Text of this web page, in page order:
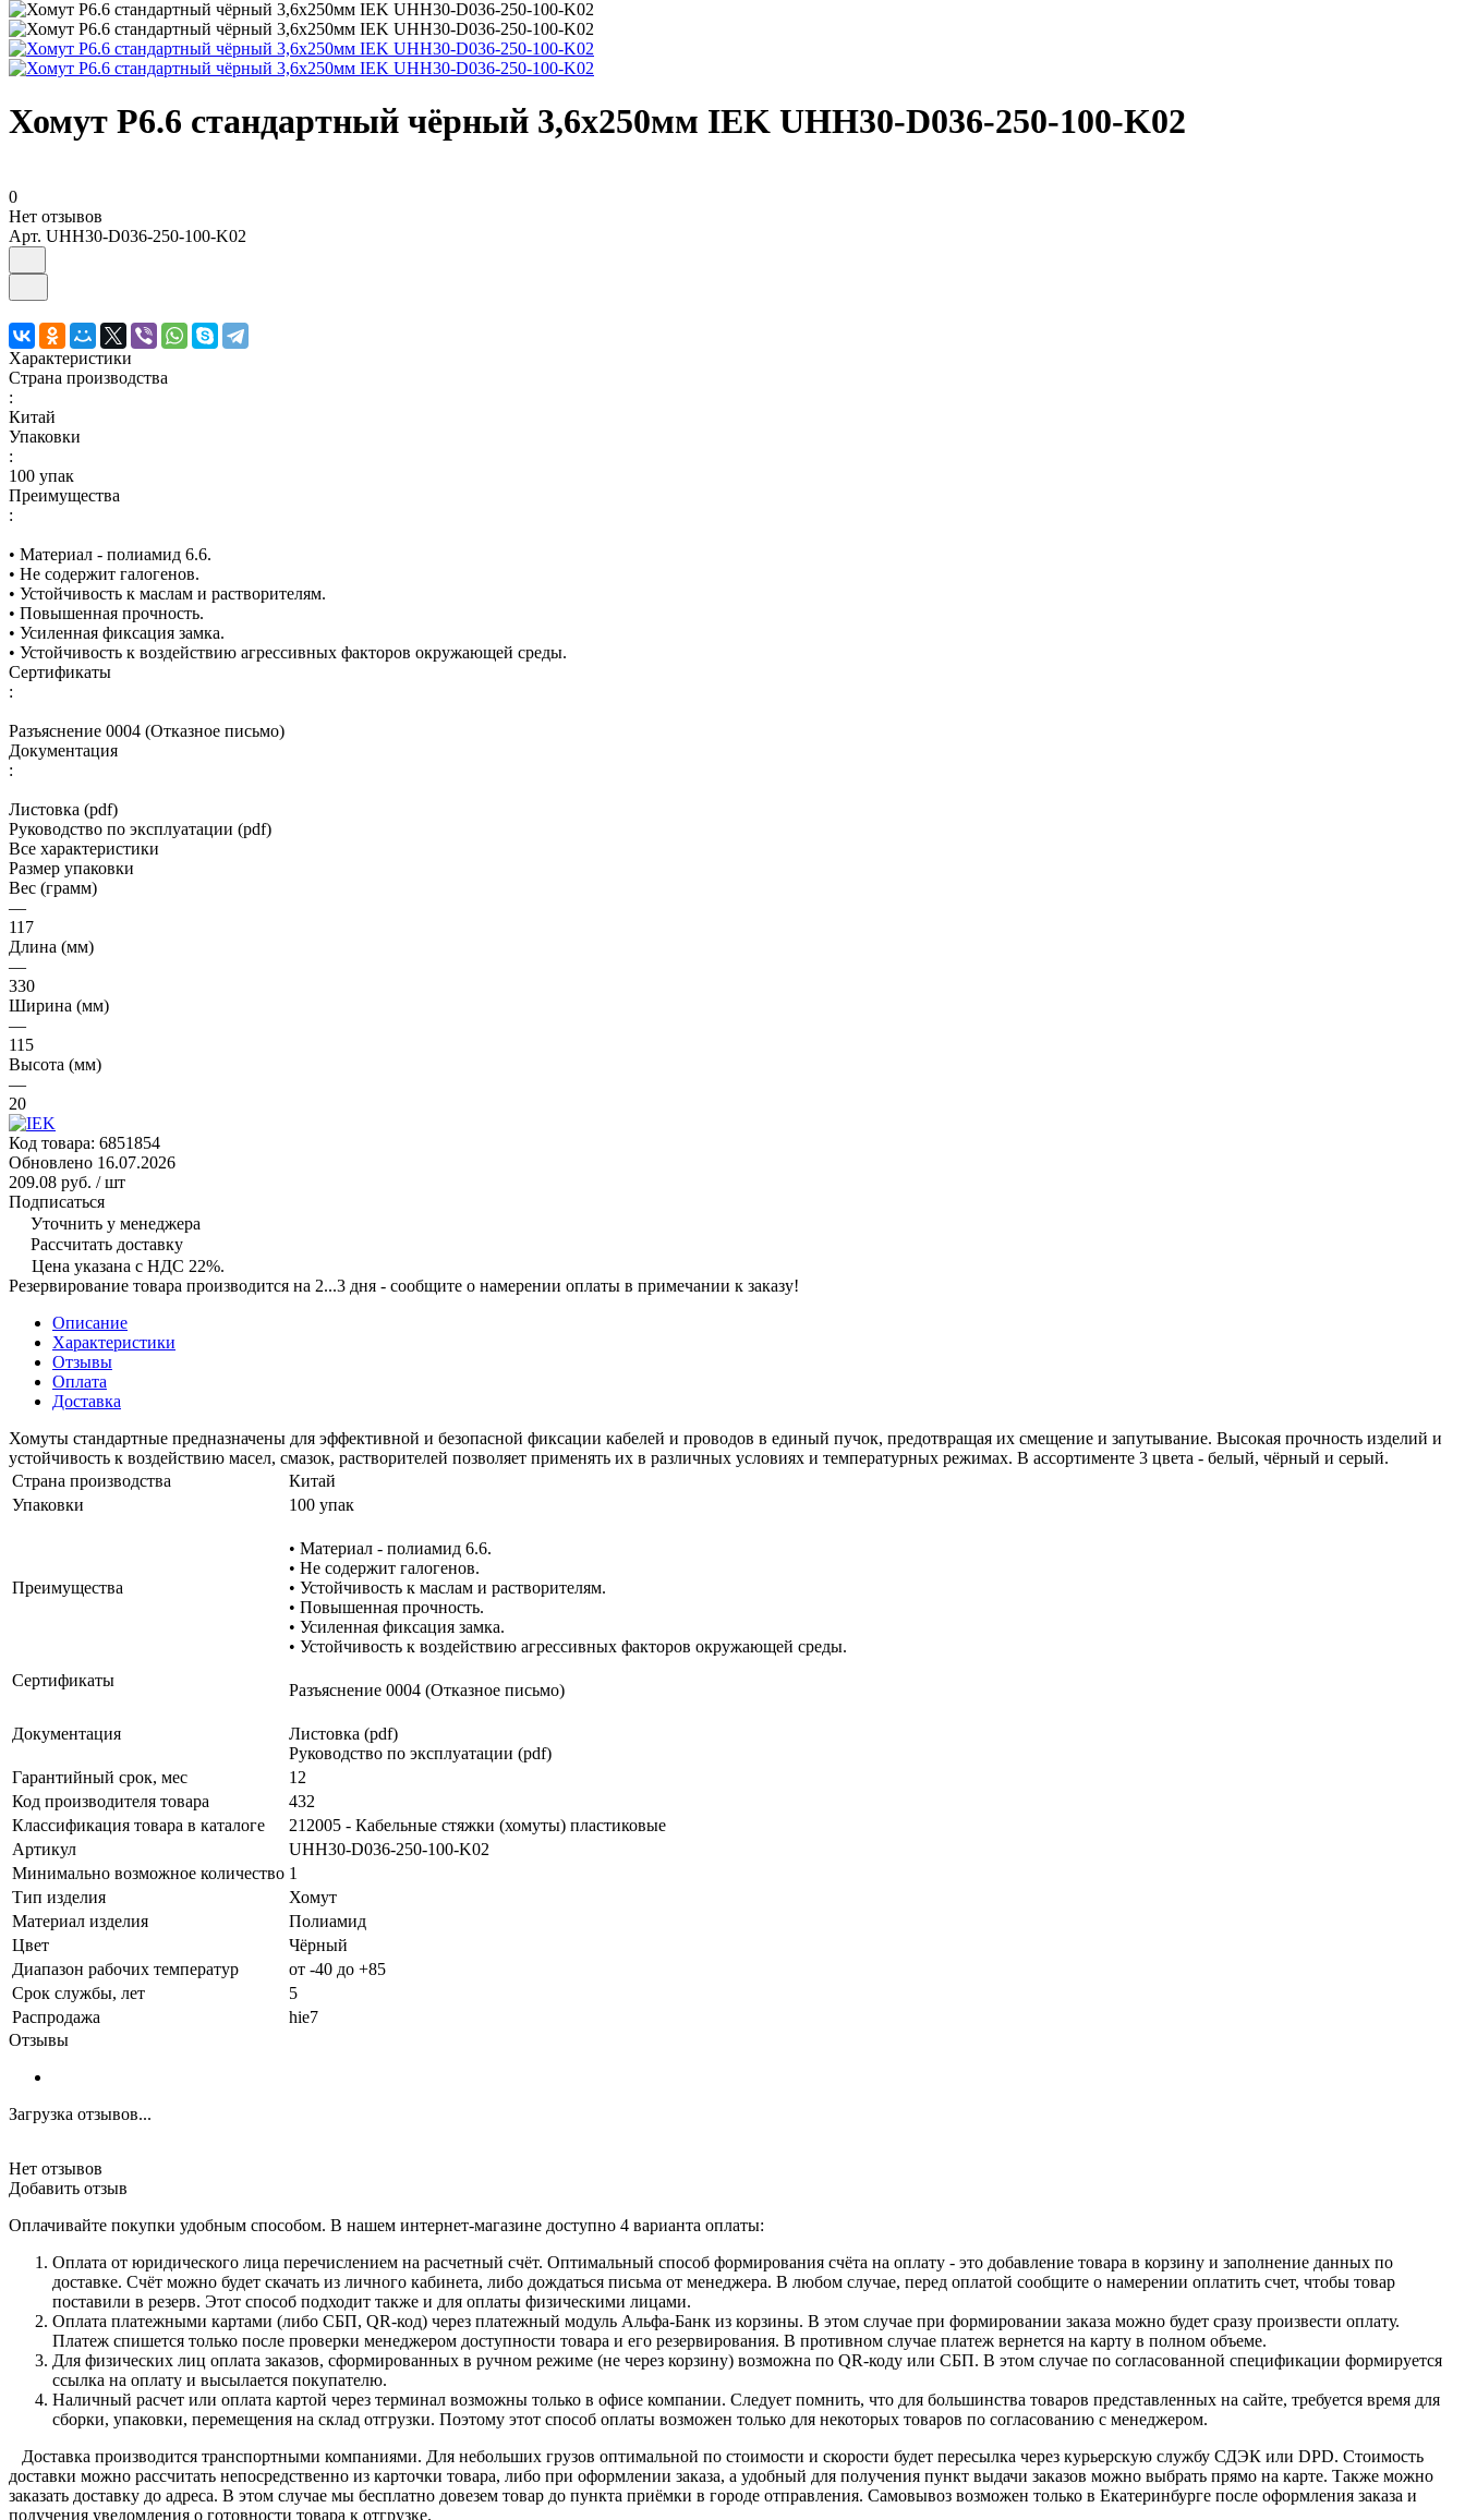
Хомут P6.6 стандартный чёрный 3,6х250мм IEK UHH30-D036-250-100-K02
0
Нет отзывов
Арт. UHH30-D036-250-100-K02
Характеристики
Страна производства
:
Китай
Упаковки
:
100 упак
Преимущества
:
• Материал - полиамид 6.6.
• Не содержит галогенов.
• Устойчивость к маслам и растворителям.
• Повышенная прочность.
• Усиленная фиксация замка.
• Устойчивость к воздействию агрессивных факторов окружающей среды.
Сертификаты
:
Разъяснение 0004 (Отказное письмо)
Документация
:
Листовка (pdf)
Руководство по эксплуатации (pdf)
Все характеристики
Размер упаковки
Вес (грамм)
—
117
Длина (мм)
—
330
Ширина (мм)
—
115
Высота (мм)
—
20
Код товара: 6851854
Обновлено 16.07.2026
209.08 руб. / шт
Подписаться
Уточнить у менеджера
Рассчитать доставку
Цена указана с НДС 22%.
Резервирование товара производится на 2...3 дня - сообщите о намерении оплаты в примечании к заказу!
Описание
Характеристики
Отзывы
Оплата
Доставка
Хомуты стандартные предназначены для эффективной и безопасной фиксации кабелей и проводов в единый пучок, предотвращая их смещение и запутывание. Высокая прочность изделий и
устойчивость к воздействию масел, смазок, растворителей позволяет применять их в различных условиях и температурных режимах. В ассортименте 3 цвета - белый, чёрный и серый.
Страна производства
Китай
Упаковки
100 упак
Преимущества
• Материал - полиамид 6.6.
• Не содержит галогенов.
• Устойчивость к маслам и растворителям.
• Повышенная прочность.
• Усиленная фиксация замка.
• Устойчивость к воздействию агрессивных факторов окружающей среды.
Сертификаты
Разъяснение 0004 (Отказное письмо)
Документация
Листовка (pdf)
Руководство по эксплуатации (pdf)
Гарантийный срок, мес
12
Код производителя товара
432
Классификация товара в каталоге
212005 - Кабельные стяжки (хомуты) пластиковые
Артикул
UHH30-D036-250-100-K02
Минимально возможное количество 1
Тип изделия
Хомут
Материал изделия
Полиамид
Цвет
Чёрный
Диапазон рабочих температур
от -40 до +85
Срок службы, лет
5
Распродажа
hie7
Отзывы
Загрузка отзывов...
Нет отзывов
Добавить отзыв
Оплачивайте покупки удобным способом. В нашем интернет-магазине доступно 4 варианта оплаты:
Оплата от юридического лица перечислением на расчетный счёт. Оптимальный способ формирования счёта на оплату - это добавление товара в корзину и заполнение данных по
доставке. Счёт можно будет скачать из личного кабинета, либо дождаться письма от менеджера. В любом случае, перед оплатой сообщите о намерении оплатить счет, чтобы товар
поставили в резерв. Этот способ подходит также и для оплаты физическими лицами.
Оплата платежными картами (либо СБП, QR-код) через платежный модуль Альфа-Банк из корзины. В этом случае при формировании заказа можно будет сразу произвести оплату.
Платеж спишется только после проверки менеджером доступности товара и его резервирования. В противном случае платеж вернется на карту в полном объеме.
Для физических лиц оплата заказов, сформированных в ручном режиме (не через корзину) возможна по QR-коду или СБП. В этом случае по согласованной спецификации формируется
ссылка на оплату и высылается покупателю.
Наличный расчет или оплата картой через терминал возможны только в офисе компании. Следует помнить, что для большинства товаров представленных на сайте, требуется время для
сборки, упаковки, перемещения на склад отгрузки. Поэтому этот способ оплаты возможен только для некоторых товаров по согласованию с менеджером.
Доставка производится транспортными компаниями. Для небольших грузов оптимальной по стоимости и скорости будет пересылка через курьерскую службу СДЭК или DPD. Стоимость
доставки можно рассчитать непосредственно из карточки товара, либо при оформлении заказа, а удобный для получения пункт выдачи заказов можно выбрать прямо на карте. Также можно
заказать доставку до адреса. В этом случае мы бесплатно довезем товар до пункта приёмки в городе отправления. Самовывоз возможен только в Екатеринбурге после оформления заказа и
получения уведомления о готовности товара к отгрузке.